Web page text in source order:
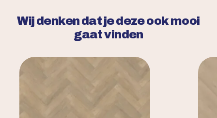
Wij denken dat je deze ook mooi
gaat vinden